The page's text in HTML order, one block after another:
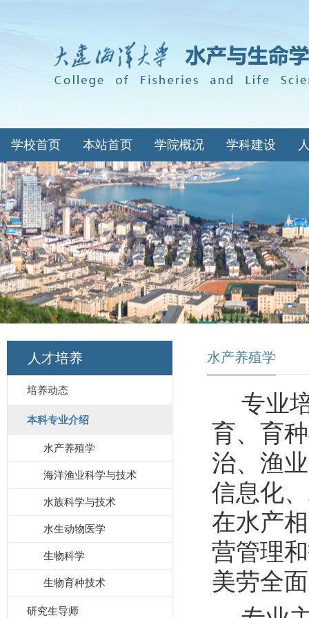
学校首页 本站首页 学院概况 学科建设
人才培养
培养动态
本科专业介绍
水产养殖学
海洋渔业科学与技术
水族科学与技术
水生动物医学
生物科学
生物育种技术
研究生导师
水产养殖学
专业
育、育
治、渔
信息化
在水产
营管理
美劳全